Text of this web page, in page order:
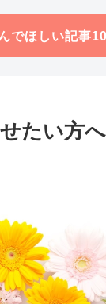
でほしい記事
たい方